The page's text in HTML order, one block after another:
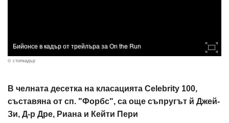
Бийонсе в кадър от трейлъра за On the Run
© стопкадър
В челната десетка на класацията Celebrity 100,
съставяна от сп. "Форбс", са още съпругът й Джей-
Зи, Д-р Дре, Риана и Кейти Пери